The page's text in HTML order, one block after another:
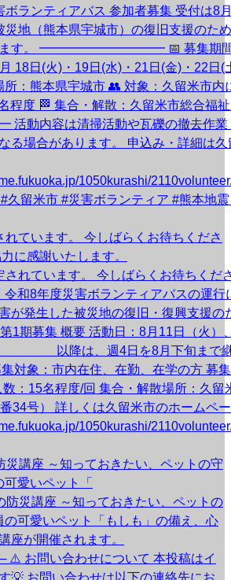
ています。 今しばらくお待ちくださ
に感謝いたします。
災講座 ～知っておきたい、ペットの守
愛いペット「